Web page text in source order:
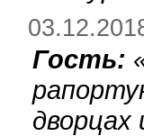
Гость: